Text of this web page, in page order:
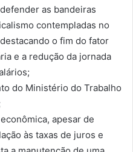
as bandeiras
contempladas no
o fim do fator
e a redução da jornada
do Ministério do Trabalho
apesar de
às taxas de juros e